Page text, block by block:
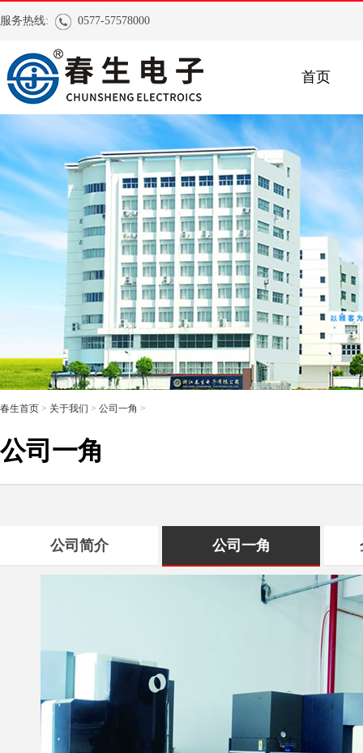
服务热线: 0577-57578000
首页
春生首页 > 关于我们 > 公司一角 >
公司一角
公司简介 公司一角